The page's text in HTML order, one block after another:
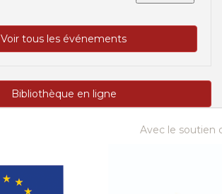
Voir tous les événements
Bibliothèque en ligne
Avec le soutien